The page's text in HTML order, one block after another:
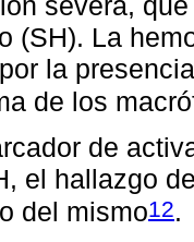
(SH). La
la
de los
de
el hallazgo
del mismo12.